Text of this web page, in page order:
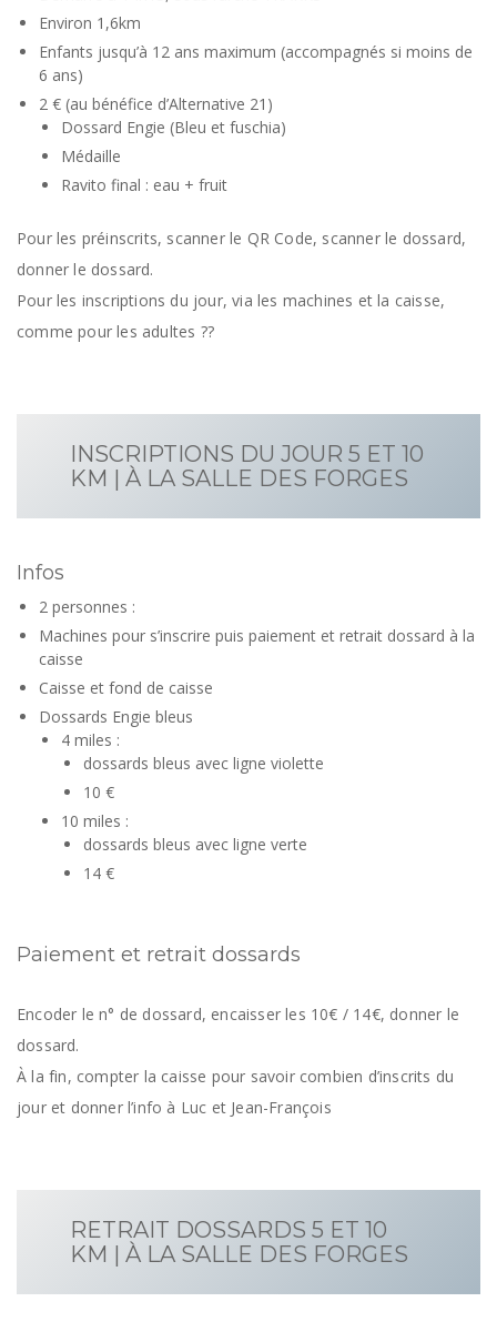
Environ 1,6km
Enfants jusqu’à 12 ans maximum (accompagnés si moins de
6 ans)
2 € (au bénéfice d’Alternative 21)
Dossard Engie (Bleu et fuschia)
Médaille
Ravito final : eau + fruit
Pour les préinscrits, scanner le QR Code, scanner le dossard,
donner le dossard.
Pour les inscriptions du jour, via les machines et la caisse,
comme pour les adultes ??
INSCRIPTIONS DU JOUR 5 ET 10
KM | À LA SALLE DES FORGES
Infos
2 personnes :
Machines pour s’inscrire puis paiement et retrait dossard à la
caisse
Caisse et fond de caisse
Dossards Engie bleus
4 miles :
dossards bleus avec ligne violette
10 €
10 miles :
dossards bleus avec ligne verte
14 €
Paiement et retrait dossards
Encoder le n° de dossard, encaisser les 10€ / 14€, donner le
dossard.
À la fin, compter la caisse pour savoir combien d’inscrits du
jour et donner l’info à Luc et Jean-François
RETRAIT DOSSARDS 5 ET 10
KM | À LA SALLE DES FORGES